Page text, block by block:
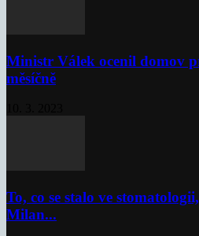
Ministr Válek ocenil domov
měsíčně
To, co se stalo ve
Milan...